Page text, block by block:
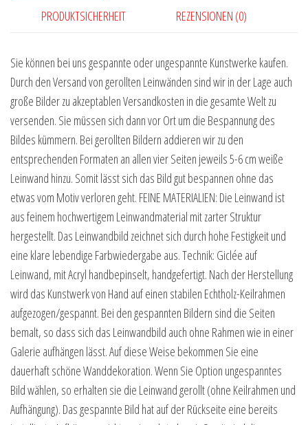
Menge
PRODUKTSICHERHEIT REZENSIONEN (0)
Sie können bei uns gespannte oder ungespannte Kunstwerke kaufen.
Durch den Versand von gerollten Leinwänden sind wir in der Lage auch
große Bilder zu akzeptablen Versandkosten in die gesamte Welt zu
versenden. Sie müssen sich dann vor Ort um die Bespannung des
Bildes kümmern. Bei gerollten Bildern addieren wir zu den
entsprechenden Formaten an allen vier Seiten jeweils 5-6 cm weiße
Leinwand hinzu. Somit lässt sich das Bild gut bespannen ohne das
etwas vom Motiv verloren geht. FEINE MATERIALIEN: Die Leinwand ist
aus feinem hochwertigem Leinwandmaterial mit zarter Struktur
hergestellt. Das Leinwandbild zeichnet sich durch hohe Festigkeit und
eine klare lebendige Farbwiedergabe aus. Technik: Giclée auf
Leinwand, mit Acryl handbepinselt, handgefertigt. Nach der Herstellung
wird das Kunstwerk von Hand auf einen stabilen Echtholz-Keilrahmen
aufgezogen/gespannt. Bei den gespannten Bildern sind die Seiten
bemalt, so dass sich das Leinwandbild auch ohne Rahmen wie in einer
Galerie aufhängen lässt. Auf diese Weise bekommen Sie eine
dauerhaft schöne Wanddekoration. Wenn Sie Option ungespanntes
Bild wählen, so erhalten sie die Leinwand gerollt (ohne Keilrahmen und
Aufhängung). Das gespannte Bild hat auf der Rückseite eine bereits